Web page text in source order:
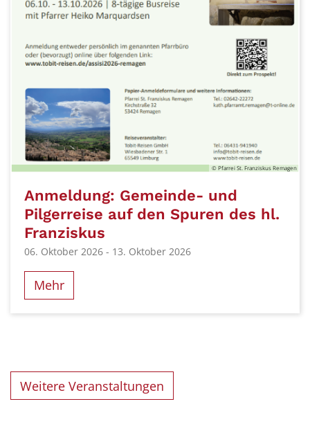
© Pfarrei St. Franziskus Remagen
Anmeldung: Gemeinde- und
Pilgerreise auf den Spuren des hl.
Franziskus
06. Oktober 2026 - 13. Oktober 2026
Mehr
Weitere Veranstaltungen